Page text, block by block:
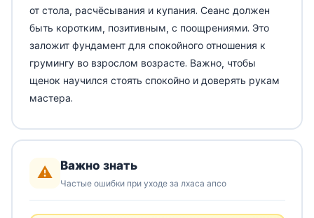
от стола, расчёсывания и купания. Сеанс должен
быть коротким, позитивным, с поощрениями. Это
заложит фундамент для спокойного отношения к
грумингу во взрослом возрасте. Важно, чтобы
щенок научился стоять спокойно и доверять рукам
мастера.
⚠️ Важно знать
Частые ошибки при уходе за лхаса апсо